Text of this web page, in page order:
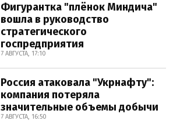
Фигурантка "плёнок Миндича"
вошла в руководство
стратегического
госпредприятия
7 АВГУСТА, 17:10
Россия атаковала "Укрнафту":
компания потеряла
значительные объемы добычи
7 АВГУСТА, 16:50